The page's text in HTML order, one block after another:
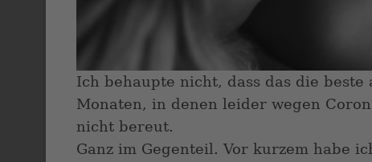
Ich behaupte nicht, dass das die
Monaten, in denen leider wegen
nicht bereut.
Ganz im Gegenteil. Vor kurzem habe